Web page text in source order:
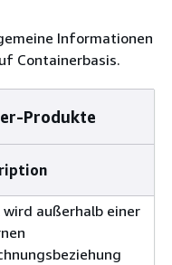
Informationen
Containerbasis.
Produkte
wird außerhalb einer